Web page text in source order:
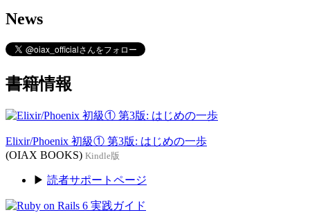
News
書籍情報
Elixir/Phoenix 初級① 第3版: はじめの一歩
(OIAX BOOKS) Kindle版
▶ 読者サポートページ